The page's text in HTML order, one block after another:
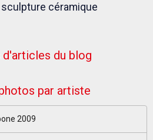
céramique
du blog
par artiste
2009